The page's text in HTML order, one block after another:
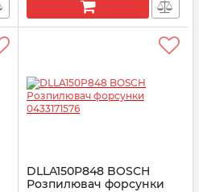
DLLA150P848 BOSCH
Розпилювач форсунки